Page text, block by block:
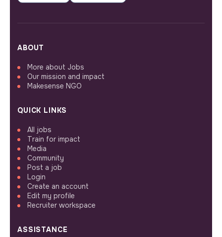
ABOUT
More about Jobs
Our mission and impact
Makesense NGO
QUICK LINKS
All jobs
Train for impact
Media
Community
Post a job
Login
Create an account
Edit my profile
Recruiter workspace
ASSISTANCE